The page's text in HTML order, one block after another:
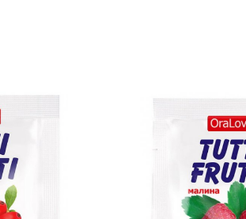
Корсеты,
Колготки,
Платья
Трусики,